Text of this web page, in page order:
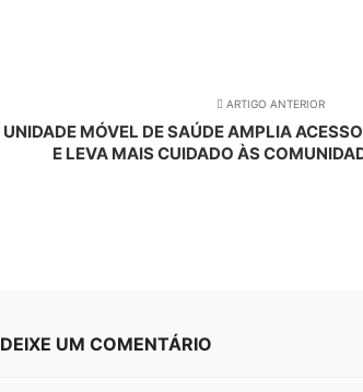
ARTIGO ANTERIOR
UNIDADE MÓVEL DE SAÚDE AMPLIA
E LEVA MAIS CUIDADO ÀS
DEIXE UM COMENTÁRIO